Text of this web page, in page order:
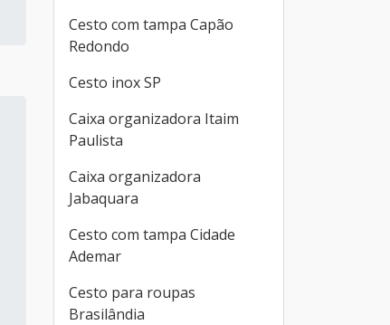
Cesto com tampa Capão
Redondo
Cesto inox SP
Caixa organizadora Itaim
Paulista
Caixa organizadora
Jabaquara
Cesto com tampa Cidade
Ademar
Cesto para roupas
Brasilândia